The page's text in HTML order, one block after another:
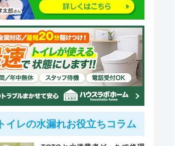
トイレの水漏れお役立ちコラム